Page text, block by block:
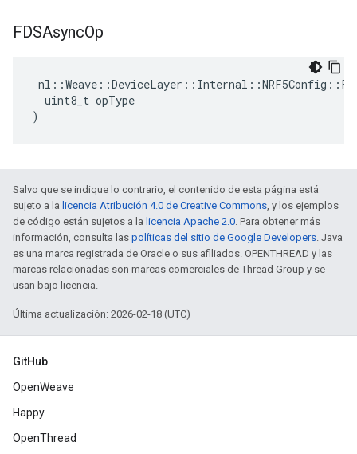
FDSAsyncOp
  uint8_t opType
)
Salvo que se indique lo contrario, el contenido de esta página está
sujeto a la licencia Atribución 4.0 de Creative Commons, y los ejemplos
de código están sujetos a la licencia Apache 2.0. Para obtener más
información, consulta las políticas del sitio de Google Developers. Java
es una marca registrada de Oracle o sus afiliados. OPENTHREAD y las
marcas relacionadas son marcas comerciales de Thread Group y se
usan bajo licencia.
Última actualización: 2026-02-18 (UTC)
GitHub
OpenWeave
Happy
OpenThread